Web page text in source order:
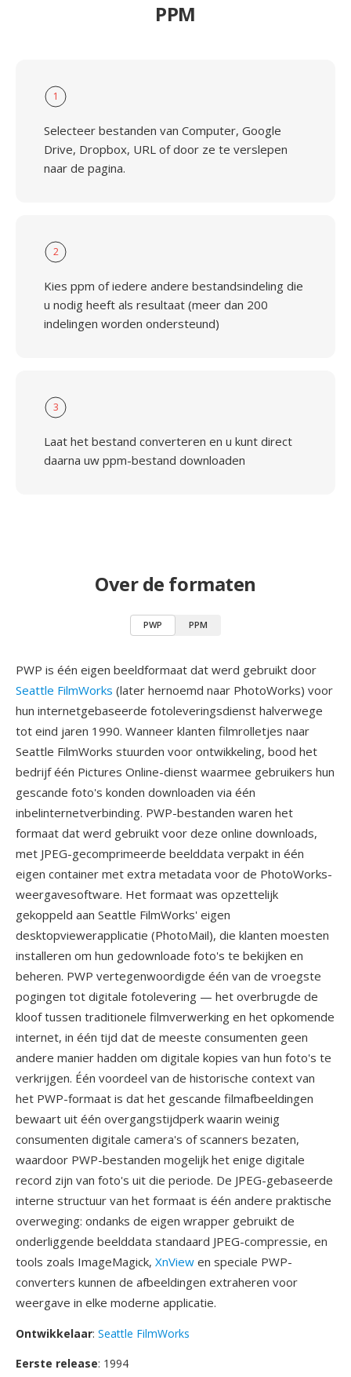
PPM
1
Selecteer bestanden van Computer, Google
Drive, Dropbox, URL of door ze te verslepen
naar de pagina.
2
Kies ppm of iedere andere bestandsindeling die
u nodig heeft als resultaat (meer dan 200
indelingen worden ondersteund)
3
Laat het bestand converteren en u kunt direct
daarna uw ppm-bestand downloaden
Over de formaten
PWP PPM
PWP is één eigen beeldformaat dat werd gebruikt door
Seattle FilmWorks (later hernoemd naar PhotoWorks) voor
hun internetgebaseerde fotoleveringsdienst halverwege
tot eind jaren 1990. Wanneer klanten filmrolletjes naar
Seattle FilmWorks stuurden voor ontwikkeling, bood het
bedrijf één Pictures Online-dienst waarmee gebruikers hun
gescande foto's konden downloaden via één
inbelinternetverbinding. PWP-bestanden waren het
formaat dat werd gebruikt voor deze online downloads,
met JPEG-gecomprimeerde beelddata verpakt in één
eigen container met extra metadata voor de PhotoWorks-
weergavesoftware. Het formaat was opzettelijk
gekoppeld aan Seattle FilmWorks' eigen
desktopviewerapplicatie (PhotoMail), die klanten moesten
installeren om hun gedownloade foto's te bekijken en
beheren. PWP vertegenwoordigde één van de vroegste
pogingen tot digitale fotolevering — het overbrugde de
kloof tussen traditionele filmverwerking en het opkomende
internet, in één tijd dat de meeste consumenten geen
andere manier hadden om digitale kopies van hun foto's te
verkrijgen. Één voordeel van de historische context van
het PWP-formaat is dat het gescande filmafbeeldingen
bewaart uit één overgangstijdperk waarin weinig
consumenten digitale camera's of scanners bezaten,
waardoor PWP-bestanden mogelijk het enige digitale
record zijn van foto's uit die periode. De JPEG-gebaseerde
interne structuur van het formaat is één andere praktische
overweging: ondanks de eigen wrapper gebruikt de
onderliggende beelddata standaard JPEG-compressie, en
tools zoals ImageMagick, XnView en speciale PWP-
converters kunnen de afbeeldingen extraheren voor
weergave in elke moderne applicatie.
Ontwikkelaar: Seattle FilmWorks
Eerste release: 1994